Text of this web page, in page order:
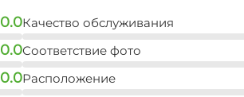
0.0
0.0
0.0
Качество обслуживания
Соответствие фото
Расположение